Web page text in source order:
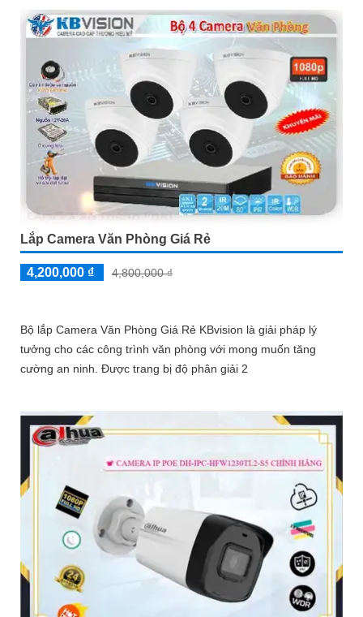
Lắp Camera Văn Phòng Giá Rẻ
4,200,000 ₫ 4,800,000 ₫
Bộ lắp Camera Văn Phòng Giá Rẻ KBvision là giải pháp lý
tưởng cho các công trình văn phòng với mong muốn tăng
cường an ninh. Được trang bị độ phân giải 2